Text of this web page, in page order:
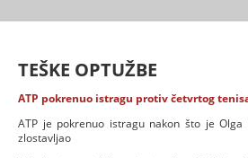
TEŠKE OPTUŽBE
ATP pokrenuo istragu protiv četvrtog
ATP je pokrenuo istragu nakon što je
zlostavljao